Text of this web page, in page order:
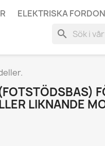
ELEKTRISKA FORDON
search
LIKNANDE